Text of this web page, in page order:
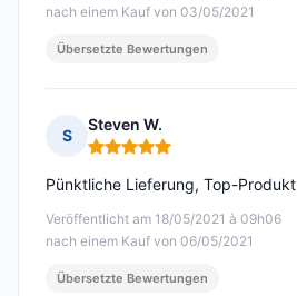
nach einem Kauf von 03/05/2021
Übersetzte Bewertungen
S
Steven W.
Hinweis: 5 von 5
Veröffentlicht am 18/05/2021 à 09h06
nach einem Kauf von 06/05/2021
Pünktliche Lieferung, Top-Produkt
Übersetzte Bewertungen